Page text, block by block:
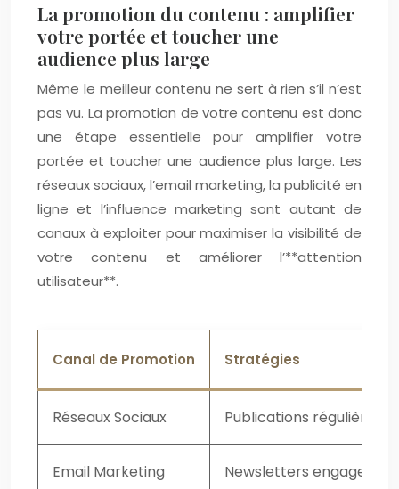
La promotion du contenu : amplifier
votre portée et toucher une
audience plus large
Même le meilleur contenu ne sert à rien s’il n’est
pas vu. La promotion de votre contenu est donc
une étape essentielle pour amplifier votre
portée et toucher une audience plus large. Les
réseaux sociaux, l’email marketing, la publicité en
ligne et l’influence marketing sont autant de
canaux à exploiter pour maximiser la visibilité de
votre contenu et améliorer l’**attention
utilisateur**.
Canal de Promotion Stratégies
Réseaux Sociaux Publications régulières,
Email Marketing Newsletters